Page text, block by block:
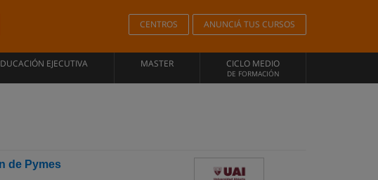
CENTROS ANUNCIÁ TUS CURSOS
EJECUTIVA MASTER CICLO MEDIO
DE FORMACIÓN
de Pymes